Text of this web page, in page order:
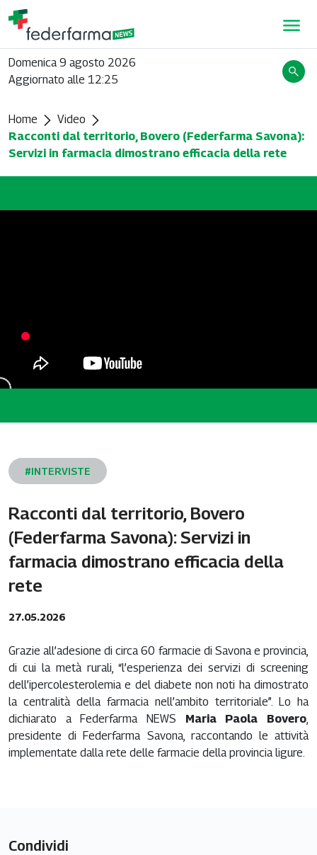
Domenica 9 agosto 2026
Aggiornato alle 12:25
Home
Video
Racconti dal territorio, Bovero (Federfarma Savona):
Servizi in farmacia dimostrano efficacia della rete
#INTERVISTE
Racconti dal territorio, Bovero
(Federfarma Savona): Servizi in
farmacia dimostrano efficacia della
rete
27.05.2026
Grazie all’adesione di circa 60 farmacie di Savona e provincia,
di cui la metà rurali, “l’esperienza dei servizi di screening
dell’ipercolesterolemia e del diabete non noti ha dimostrato
la centralità della farmacia nell’ambito territoriale”. Lo ha
dichiarato a Federfarma NEWS Maria Paola Bovero,
presidente di Federfarma Savona, raccontando le attività
implementate dalla rete delle farmacie della provincia ligure.
Condividi